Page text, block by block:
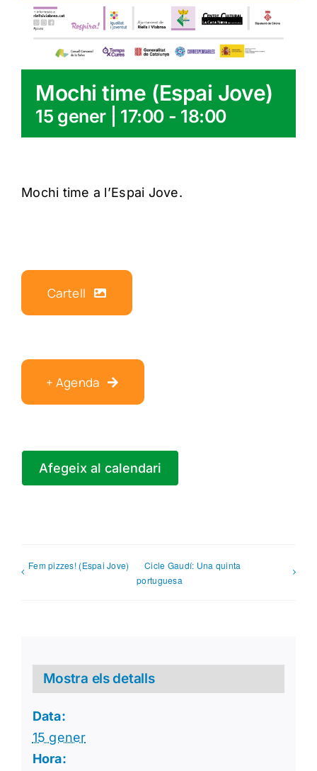
Mochi time (Espai Jove)
15 gener | 17:00 - 18:00
Mochi time a l’Espai Jove.
Cartell
+ Agenda
Afegeix al calendari
Fem pizzes! (Espai Jove)
Cicle Gaudí: Una quinta
portuguesa
Mostra els detalls
Data:
15 gener
Hora: